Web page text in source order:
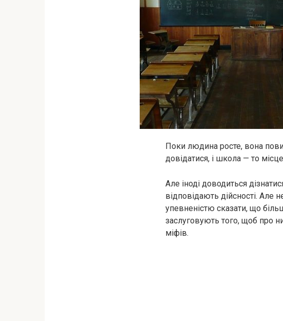
Поки людина росте, вона
довідатися, і школа — то
Але іноді доводиться
відповідають дійсності. Але
упевненістю сказати, що
заслуговують того, щоб про
міфів.